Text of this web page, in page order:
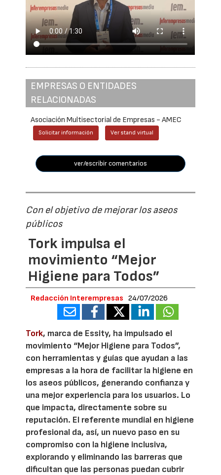
EMPRESAS O ENTIDADES
RELACIONADAS
Asociación Multisectorial de Empresas - AMEC
Solicitar información Ver stand virtual
ver/escribir comentarios
Con el objetivo de mejorar los aseos
públicos
Tork impulsa el
movimiento “Mejor
Higiene para Todos”
Redacción Interempresas 24/07/2026
Tork, marca de Essity, ha impulsado el
movimiento “Mejor Higiene para Todos”,
con herramientas y guías que ayudan a las
empresas a la hora de facilitar la higiene en
los aseos públicos, generando confianza y
una mejor experiencia para los usuarios. Lo
que impacta, directamente sobre su
reputación. El referente mundial en higiene
profesional da, así, un nuevo paso en su
compromiso con la higiene inclusiva,
explorando y eliminando las barreras que
dificultan que las personas puedan cubrir